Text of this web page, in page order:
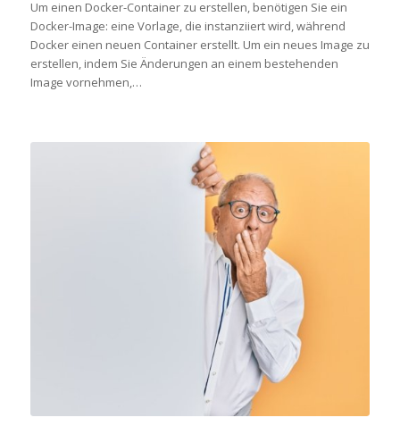
Um einen Docker-Container zu erstellen, benötigen Sie ein
Docker-Image: eine Vorlage, die instanziiert wird, während
Docker einen neuen Container erstellt. Um ein neues Image zu
erstellen, indem Sie Änderungen an einem bestehenden
Image vornehmen,…